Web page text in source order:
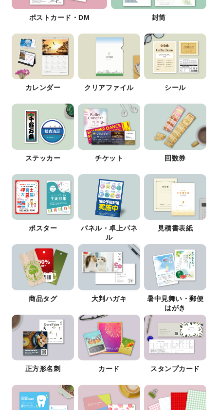
ポストカード・DM 封筒
カレンダー クリアファイル シール
ステッカー チケット 回数券
ポスター
パネル・卓上パネ
ル
見積書表紙
商品タグ 大判ハガキ
暑中見舞い・郵便
はがき
正方形名刺 カード スタンプカード